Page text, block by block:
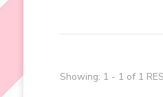
Showing: 1 - 1 of 1